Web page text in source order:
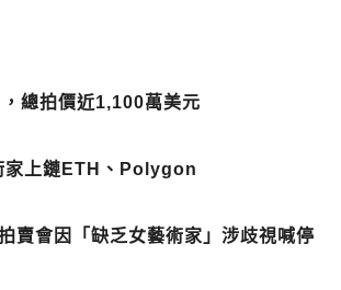
總拍價近1,100萬美元
家上鏈ETH、Polygon
賣會因「缺乏女藝術家」涉歧視喊停